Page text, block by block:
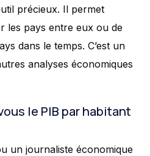
précieux. Il permet
les pays entre eux ou de
dans le temps. C’est un
analyses économiques
le PIB par habitant
un journaliste économique